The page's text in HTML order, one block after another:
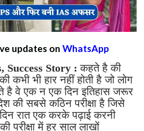
updates on WhatsApp
Success Story :कहते है की
कभी भी हार नहीं होती है जो लोग
है वे एक न एक दिन इतिहास जरूर
की सबसे कठिन परीक्षा है जिसे
रात एक करके पढ़ाई करनी
परीक्षा में हर साल लाखों